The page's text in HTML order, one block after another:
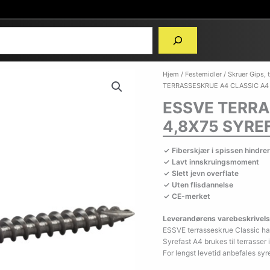
Hjem / Festemidler/ Skruer Gips,
TERRASSESKRUE A4 CLASSIC
ESSVE
4,8X75
Fiberskjær i spissen
Lavt innskruingsmoment
Slett jevn overflate
Uten flisdannelse
CE-merket
Leverandørens
ESSVE terrasseskrue Classic
Syrefast A4 brukes til
For lengst levetid anbefales